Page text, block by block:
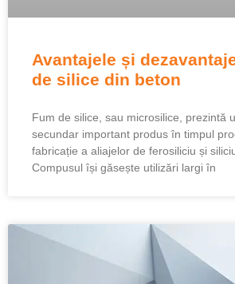
Avantajele și
de silice din beton
Fum de silice, sau microsilice, prezintă
secundar important produs în timpul
fabricație a aliajelor de ferosiliciu și
Compusul își găsește utilizări largi în